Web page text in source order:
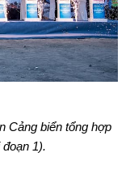
Cảng biển tổng hợp
1).